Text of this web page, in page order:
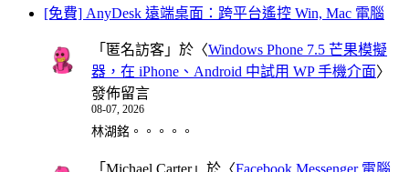
[免費] AnyDesk 遠端桌面：跨平台遙控 Win, Mac 電腦
「 匿名訪客 」於〈Windows Phone 7.5 芒果模擬
器，在 iPhone、Android 中試用 WP 手機介面〉
發佈留言
08-07, 2026
林湖銘。。。。。